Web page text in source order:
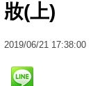
妝(上)
2019/06/21 17:38:00